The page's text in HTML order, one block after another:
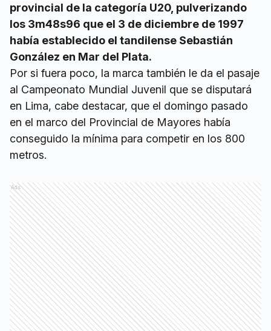
provincial de la categoría U20, pulverizando
los 3m48s96 que el 3 de diciembre de 1997
había establecido el tandilense Sebastián
González en Mar del Plata.
Por si fuera poco, la marca también le da el pasaje
al Campeonato Mundial Juvenil que se disputará
en Lima, cabe destacar, que el domingo pasado
en el marco del Provincial de Mayores había
conseguido la mínima para competir en los 800
metros.
Ads